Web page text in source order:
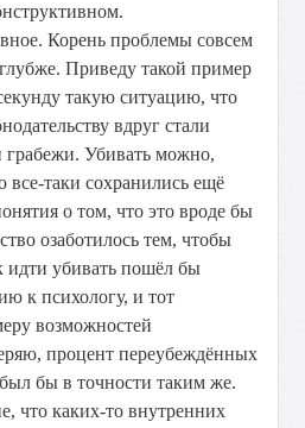
Корень проблемы совсем
Приведу такой пример
такую ситуацию, что
вдруг стали
грабежи. Убивать можно,
все-таки сохранились ещё
о том, что это вроде бы
озаботилось тем, чтобы
идти убивать пошёл бы
к психологу, и тот
возможностей
процент переубеждённых
бы в точности таким же.
что каких-то внутренних